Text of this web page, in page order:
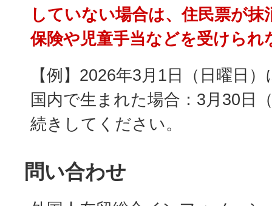
していない場合は、住民票が抹
保険や児童手当などを受けられ
【例】2026年3月1日（日曜日
国内で生まれた場合：3月30日
続きしてください。
問い合わせ